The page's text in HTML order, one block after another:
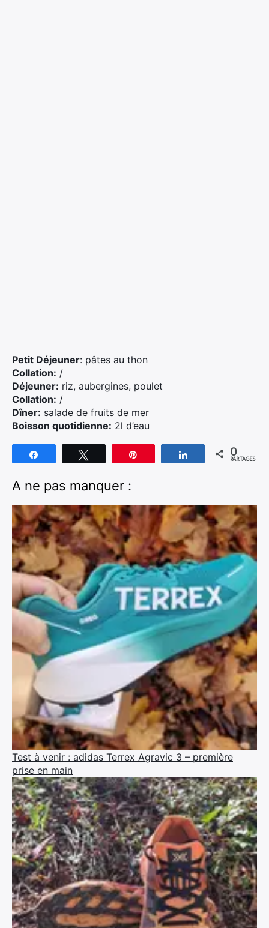
Petit Déjeuner: pâtes au thon
Collation: /
Déjeuner: riz, aubergines, poulet
Collation: /
Dîner: salade de fruits de mer
Boisson quotidienne: 2l d’eau
Partagez Tweetez Partagez 0
PARTAGES
A ne pas manquer :
Test à venir : adidas Terrex Agravic 3 – première
prise en main